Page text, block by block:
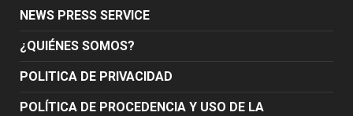
NEWS PRESS SERVICE
¿QUIÉNES SOMOS?
POLITICA DE PRIVACIDAD
POLÍTICA DE PROCEDENCIA Y USO DE LA